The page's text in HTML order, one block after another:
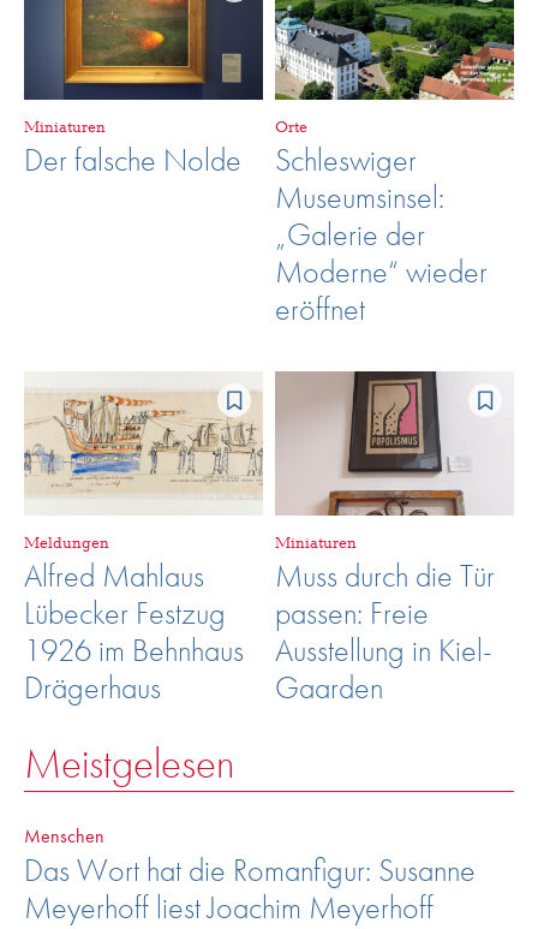
Miniaturen
Der falsche Nolde
Orte
Schleswiger
Museumsinsel:
„Galerie der
Moderne“ wieder
eröffnet
Meldungen
Alfred Mahlaus
Lübecker Festzug
1926 im Behnhaus
Drägerhaus
Miniaturen
Muss durch die Tür
passen: Freie
Ausstellung in Kiel-
Gaarden
Meistgelesen
Menschen
Das Wort hat die Romanfigur: Susanne
Meyerhoff liest Joachim Meyerhoff